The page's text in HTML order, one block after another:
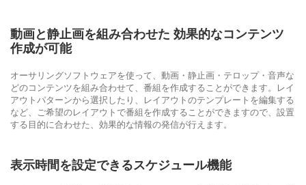
動画と静止画を組み合わせた 効果的なコンテンツ
作成が可能
オーサリングソフトウェアを使って、動画・静止画・テロップ・音声な
どのコンテンツを組み合わせて、番組を作成することができます。レイ
アウトパターンから選択したり、レイアウトのテンプレートを編集する
など、ご希望のレイアウトで番組を作成することができますので、設置
する目的に合わせた、効果的な情報の発信が行えます。
表示時間を設定できるスケジュール機能